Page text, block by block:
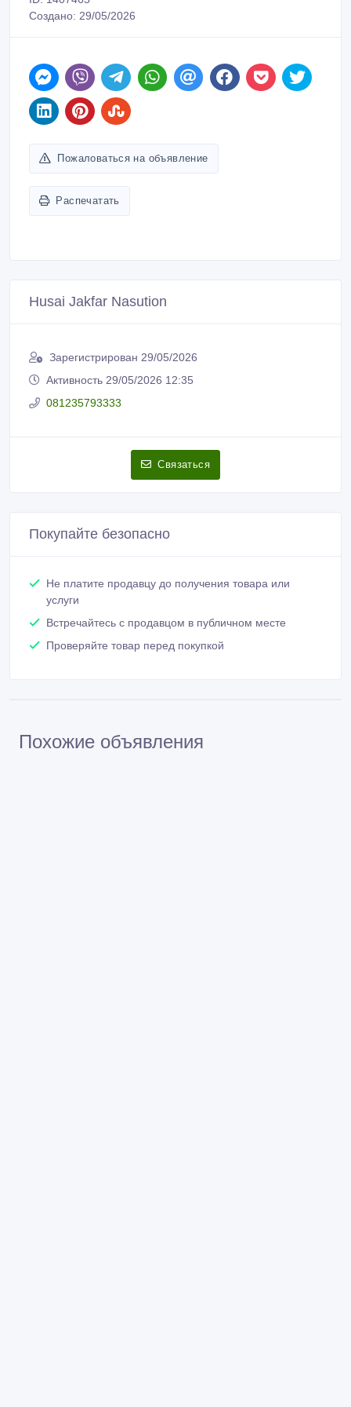
Создано: 29/05/2026
Пожаловаться на объявление
Распечатать
Husai Jakfar Nasution
Зарегистрирован 29/05/2026
Активность 29/05/2026 12:35
081235793333
Связаться
Покупайте безопасно
Не платите продавцу до получения товара или
услуги
Встречайтесь с продавцом в публичном месте
Проверяйте товар перед покупкой
Похожие объявления